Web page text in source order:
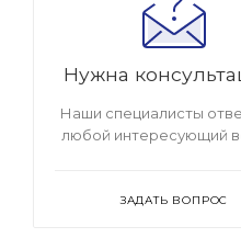
Нужна
Наши специалисты
любой интересующий
ЗАДАТЬ ВОПРОС